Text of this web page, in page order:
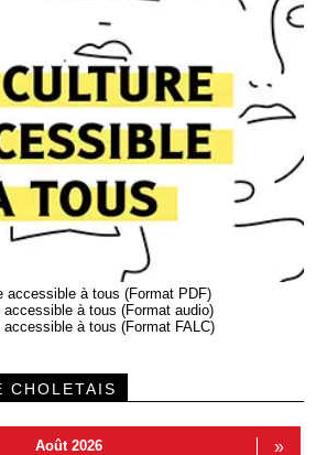
accessible à tous (Format PDF)
accessible à tous (Format audio)
accessible à tous (Format FALC)
CHOLETAIS
Août 2026 »